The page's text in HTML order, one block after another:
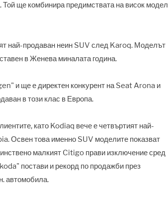
ще комбинира предимствата на висок модел
най-продаван неин SUV след Karoq. Моделът
в Женева миналата година.
и ще е директен конкурент на Seat Arona и
в този клас в Европа.
като Kodiaq вече е четвъртият най-
Освен това именно SUV моделите показват
малкият Citigo прави изключение сред
постави и рекорд по продажби през
автомобила.